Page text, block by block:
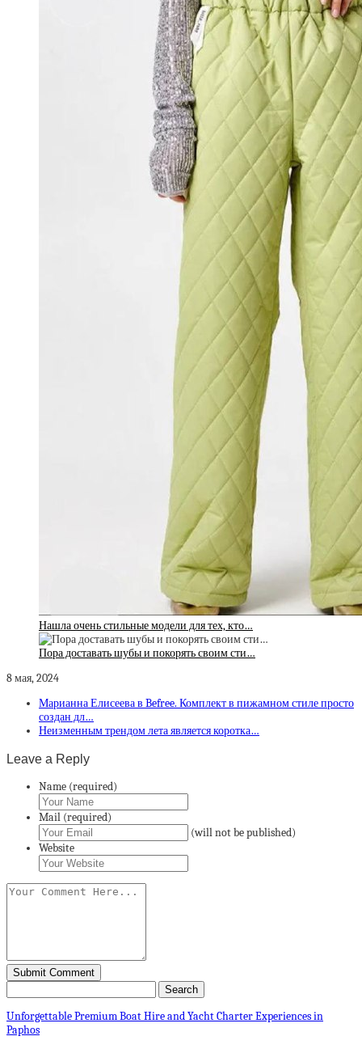
Нашла очень стильные модели для тех, кто…
Пора доставать шубы и покорять своим сти…
8 мая, 2024
Марианна Елисеева в Befree. Комплект в пижамном стиле просто
создан дл…
Неизменным трендом лета является коротка…
Leave a Reply
Name (required)
Mail (required)
(will not be published)
Website
Unforgettable Premium Boat Hire and Yacht Charter Experiences in
Paphos